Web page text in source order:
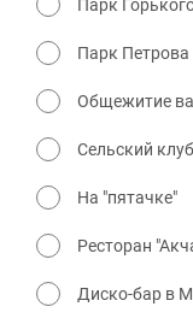
Парк
Парк Петрова
Общежитие
Сельский клуб
На "пятачке"
Ресторан
Диско-бар в